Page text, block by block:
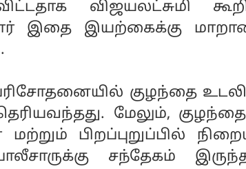
விஜயலட்சுமி
இதை இயற்கைக்கு
குழந்தை
தெரியவந்தது. மேலும்,
மற்றும் பிறப்புறுப்பில்
சந்தேகம்